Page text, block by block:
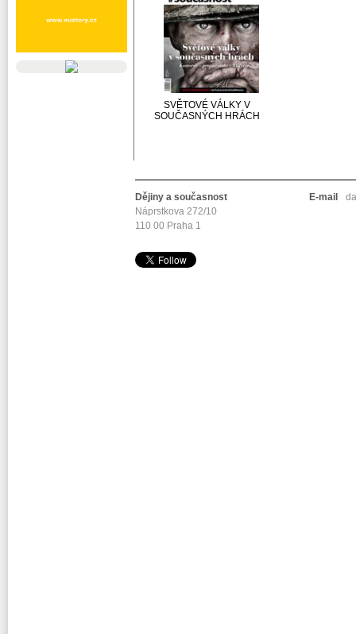
SVĚTOVÉ VÁLKY V
SOUČASNÝCH HRÁCH
Dějiny a současnost
Náprstkova 272/10
110 00 Praha 1
E-mail